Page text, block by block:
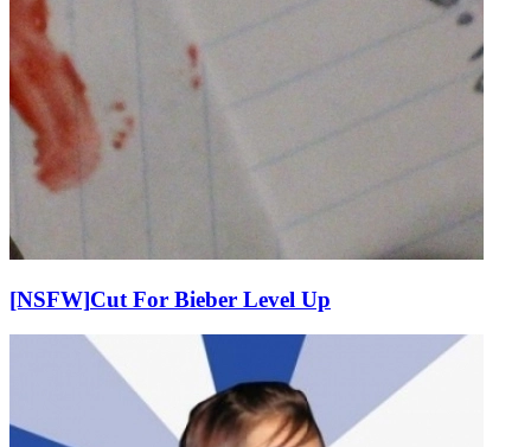
[NSFW]Cut For Bieber Level Up